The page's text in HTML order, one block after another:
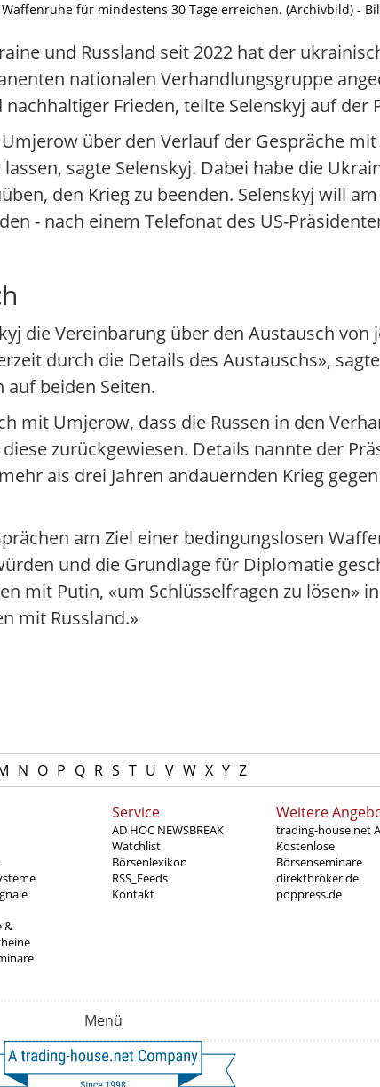
für mindestens 30 Tage erreichen. (Archivbild) -
und Russland seit 2022 hat der
nationalen Verhandlungsgruppe
Frieden, teilte Selenskyj auf der
über den Verlauf der Gespräche
sagte Selenskyj. Dabei habe die
den Krieg zu beenden. Selenskyj will
- nach einem Telefonat des US-
die Vereinbarung über den Austausch von
durch die Details des Austauschs»,
auf beiden Seiten.
mit Umjerow, dass die Russen in den
zurückgewiesen. Details nannte der
als drei Jahren andauernden Krieg
am Ziel einer bedingungslosen
und die Grundlage für Diplomatie
mit Putin, «um Schlüsselfragen zu lösen»
mit Russland.»
N O P Q R S T U V W X Y Z
&
Service
AD HOC NEWSBREAK
Watchlist
Börsenlexikon
RSS_Feeds
Kontakt
Weitere
trading-house.net
Kostenlose
Börsenseminare
direktbroker.de
poppress.de
Menü